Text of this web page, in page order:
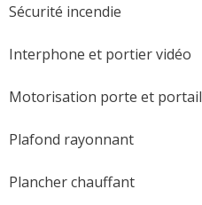
Sécurité incendie
Interphone et portier vidéo
Motorisation porte et portail
Plafond rayonnant
Plancher chauffant